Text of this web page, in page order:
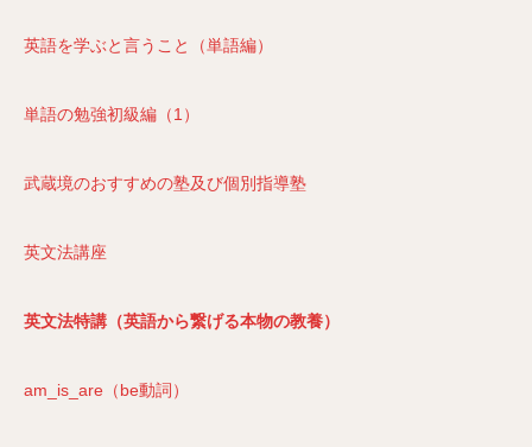
英語を学ぶと言うこと（単語編）
単語の勉強初級編（1）
武蔵境のおすすめの塾及び個別指導塾
英文法講座
英文法特講（英語から繋げる本物の教養）
am_is_are（be動詞）